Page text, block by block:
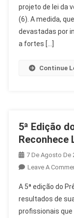
projeto de lei da
(6). A medida,
devastadas por
a fortes […]
Continue
5ª Edição
Reconhece
7 De Agosto De
Leave A
A 5ª edição do
resultados de
profissionais